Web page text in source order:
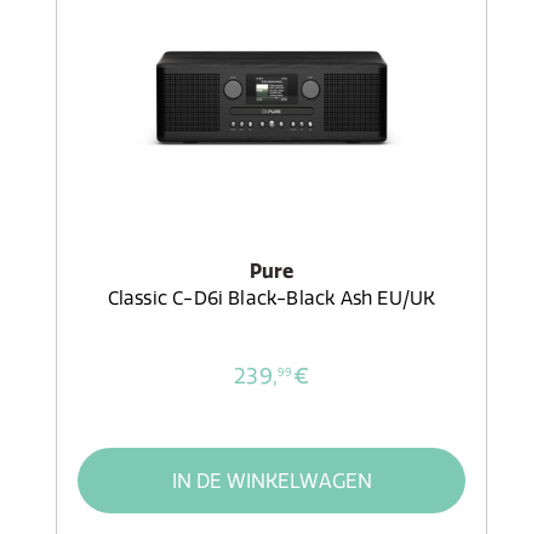
Pure
Classic C-D6i Black-Black Ash EU/UK
239,99 €
IN DE WINKELWAGEN